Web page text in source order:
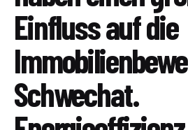
Einfluss auf die
Schwechat.